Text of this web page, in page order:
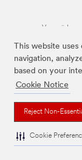
This website
navigation,
based on your
Cookie Notice
Reject Non-
Cookie
Varumärken